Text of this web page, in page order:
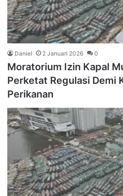
Daniel 2 Januari 2026 0
Moratorium Izin Kapal
Perketat Regulasi Demi
Perikanan